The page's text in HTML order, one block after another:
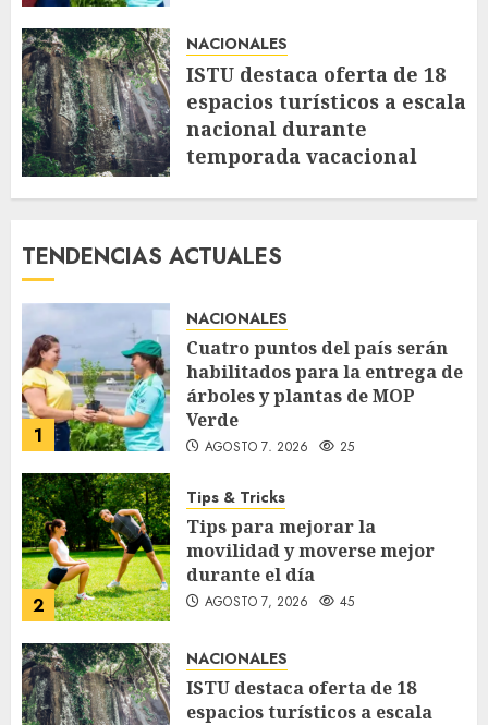
NACIONALES
ISTU destaca oferta de 18
espacios turísticos a escala
nacional durante
temporada vacacional
TENDENCIAS ACTUALES
1
NACIONALES
Cuatro puntos del país serán
habilitados para la entrega de
árboles y plantas de MOP
Verde
AGOSTO 7, 2026 25
2
Tips & Tricks
Tips para mejorar la
movilidad y moverse mejor
durante el día
AGOSTO 7, 2026 45
NACIONALES
ISTU destaca oferta de 18
espacios turísticos a escala